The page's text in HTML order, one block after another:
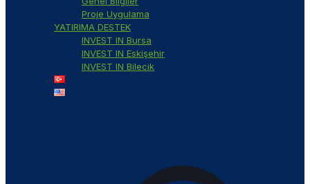
Proje Uygulama
YATIRIMA DESTEK
INVEST IN Bursa
INVEST IN Eskişehir
INVEST IN Bilecik